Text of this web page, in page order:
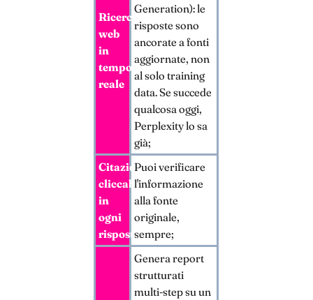
Ricerca
web
in
tempo
reale
Generation): le
risposte sono
ancorate a fonti
aggiornate, non
al solo training
data. Se succede
qualcosa oggi,
Perplexity lo sa
già;
Citazioni
cliccabili
in
ogni
risposta
Puoi verificare
l'informazione
alla fonte
originale,
sempre;
Genera report
strutturati
multi-step su un